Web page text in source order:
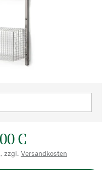
€
zzgl. Versandkosten